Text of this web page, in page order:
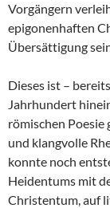
Vorgängern
epigonenhaften
Übersättigung
Dieses ist –
Jahrhundert
römischen Poesie
und klangvolle
konnte noch
Heidentums mit
Christentum, auf